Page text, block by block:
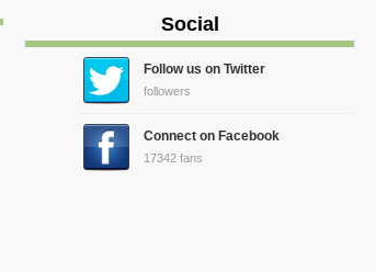
Social
Follow us on Twitter
followers
Connect on Facebook
17342 fans